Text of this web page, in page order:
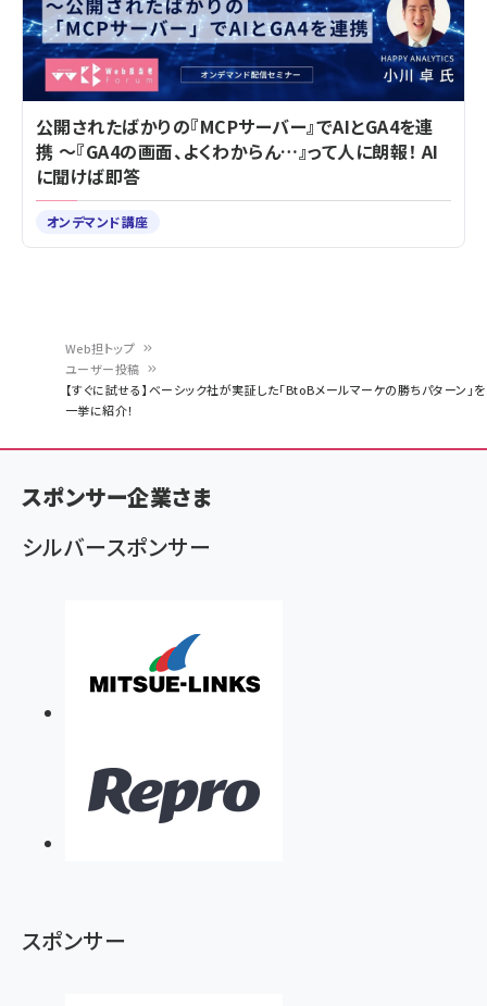
く
ず
Web担トップ
ユーザー投稿
【すぐに試せる】ベーシック社が実証した「BtoBメールマーケの勝ちパターン」を
一挙に紹介！
公開されたばかりの『MCPサーバー』でAIとGA4を連
携 ～『GA4の画面、よくわからん…』って人に朗報！ AI
に聞けば即答
オンデマンド講座
スポンサー企業さま
シルバースポンサー
スポンサー